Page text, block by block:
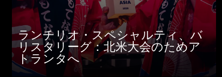
ランチリオ・スペシャルティ、バ
リスタリーグ：北米大会のためア
トランタへ
製品情報
ニュース
ダウンロード
もっと見る